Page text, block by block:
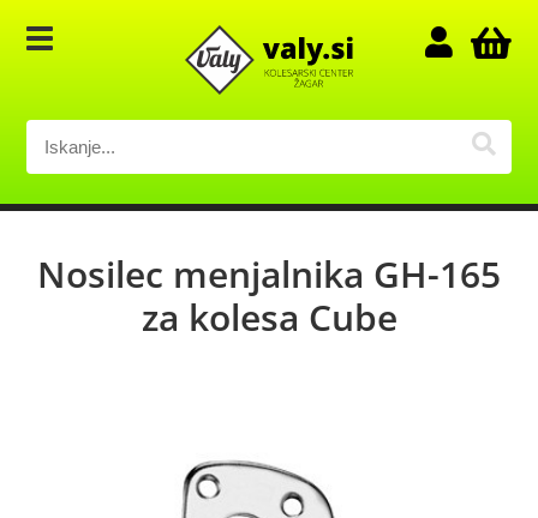
Nosilec menjalnika GH-165
za kolesa Cube